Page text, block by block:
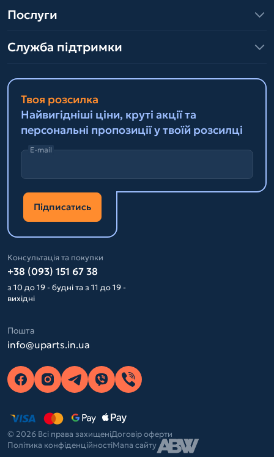
Послуги
Служба підтримки
Твоя розсилка
Найвигідніші ціни, круті акції та
персональні пропозиції у твоїй розсилці
E-mail
Підписатись
Консультація та покупки
+38 (093) 151 67 38
з 10 до 19 - будні та з 11 до 19 -
вихідні
Пошта
info@uparts.in.ua
© 2026 Всі права захищеніДоговір оферти
Політика конфіденційностіМапа сайту